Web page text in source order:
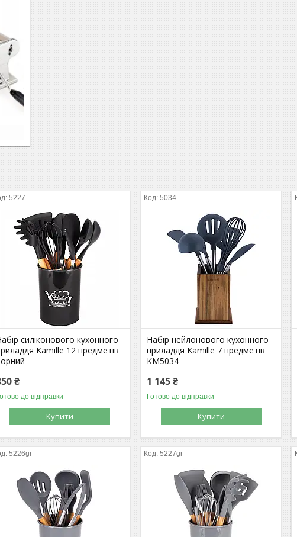
5227
силіконового кухонного
Kamille 12 предметів
₴
до відправки
Купити
5034
Набір нейлонового кухонного
приладдя Kamille 7 предметів
КМ5034
1 145 ₴
Готово до відправки
Купити
5226gr 5227gr